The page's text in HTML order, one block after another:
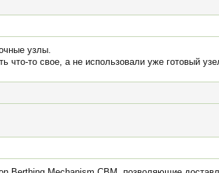
узлы.
что-то свое, а не использовали уже готовый